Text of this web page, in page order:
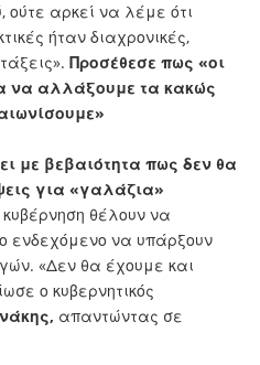
ούτε αρκεί να λέμε ότι
ήταν διαχρονικές,
Προσέθεσε πως «οι
να αλλάξουμε τα κακώς
με βεβαιότητα πως δεν θα
για «γαλάζια»
θέλουν να
ενδεχόμενο να υπάρξουν
«Δεν θα έχουμε και
ο κυβερνητικός
απαντώντας σε